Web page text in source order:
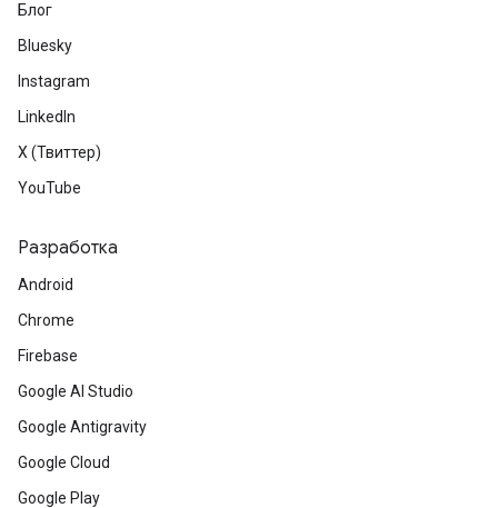
Блог
Bluesky
Instagram
LinkedIn
X (Твиттер)
YouTube
Разработка
Android
Chrome
Firebase
Google AI Studio
Google Antigravity
Google Cloud
Google Play